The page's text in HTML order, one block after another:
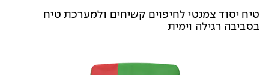
טיח יסוד צמנטי לחיפוים קשיחים ולמערכת טיח
בסביבה רגילה וימית